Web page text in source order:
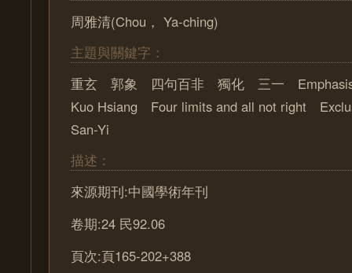
周雅清(Chou， Ya-ching)
主題與關鍵字：
重玄 郭象 四句百非 獨化 三一
Kuo Hsiang Four limits and all not right
San-Yi
描述：
來源期刊:中國學術年刊
卷期:24 民92.06
頁次:頁165-202+388